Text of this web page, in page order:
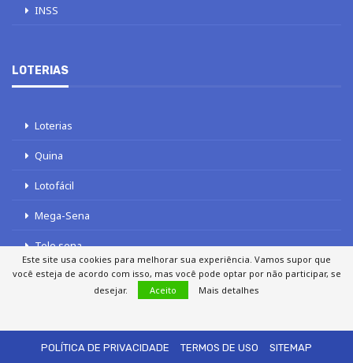
INSS
LOTERIAS
Loterias
Quina
Lotofácil
Mega-Sena
Tele sena
POLÍTICA DE PRIVACIDADE
TERMOS DE USO SITEMAP
Este site usa cookies para melhorar sua experiência. Vamos supor que
você esteja de acordo com isso, mas você pode optar por não participar, se
desejar.
Aceito Mais detalhes